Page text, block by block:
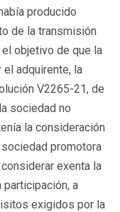
producido
de la transmisión
objetivo de que la
el adquirente, la
V2265-21, de
sociedad no
la consideración
promotora
exenta la
a
exigidos por la